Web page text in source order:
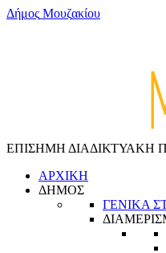
Δήμος Μουζακίου
ΕΠΙΣΗΜΗ ΔΙΑΔΙΚΤΥΑΚΗ
ΑΡΧΙΚΗ
ΔΗΜΟΣ
ΓΕΝΙΚΑ